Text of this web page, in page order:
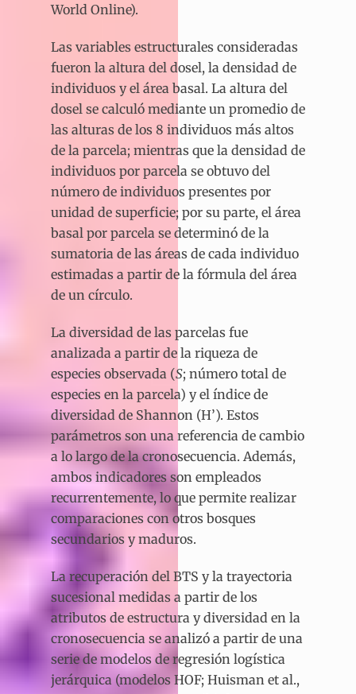
World Online).
Las variables estructurales consideradas
fueron la altura del dosel, la densidad de
individuos y el área basal. La altura del
dosel se calculó mediante un promedio de
las alturas de los 8 individuos más altos
de la parcela; mientras que la densidad de
individuos por parcela se obtuvo del
número de individuos presentes por
unidad de superficie; por su parte, el área
basal por parcela se determinó de la
sumatoria de las áreas de cada individuo
estimadas a partir de la fórmula del área
de un círculo.
La diversidad de las parcelas fue
analizada a partir de la riqueza de
especies observada (S; número total de
especies en la parcela) y el índice de
diversidad de Shannon (H’). Estos
parámetros son una referencia de cambio
a lo largo de la cronosecuencia. Además,
ambos indicadores son empleados
recurrentemente, lo que permite realizar
comparaciones con otros bosques
secundarios y maduros.
La recuperación del BTS y la trayectoria
sucesional medidas a partir de los
atributos de estructura y diversidad en la
cronosecuencia se analizó a partir de una
serie de modelos de regresión logística
jerárquica (modelos HOF; Huisman et al.,